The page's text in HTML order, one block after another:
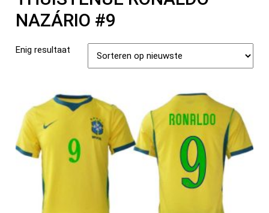
NAZÁRIO #9
Enig resultaat